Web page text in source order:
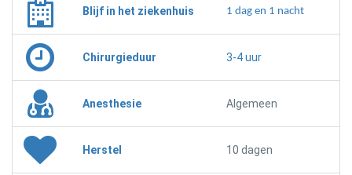
Blijf in het ziekenhuis 1 dag en 1 nacht
Chirurgieduur 3-4 uur
Anesthesie Algemeen
Herstel 10 dagen